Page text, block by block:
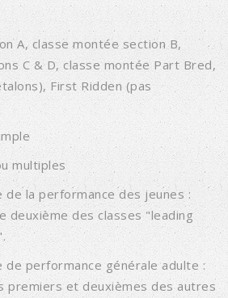
A, classe montée section B,
C & D, classe montée Part Bred,
First Ridden (pas
multiples
de la performance des jeunes :
deuxième des classes "leading
de performance générale adulte :
premiers et deuxièmes des autres